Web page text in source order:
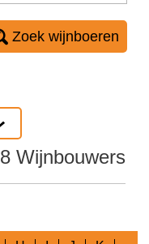
Zoek wijnboeren
8 Wijnbouwers